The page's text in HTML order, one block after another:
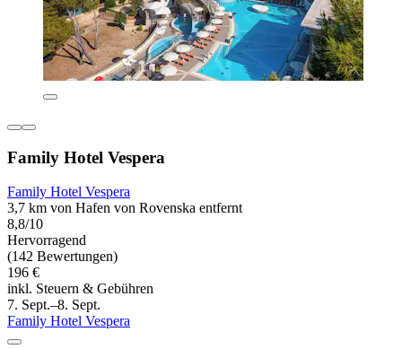
Family Hotel Vespera
Family Hotel Vespera
3,7 km von Hafen von Rovenska entfernt
8,8/10
Hervorragend
(142 Bewertungen)
196 €
inkl. Steuern & Gebühren
7. Sept.–8. Sept.
Family Hotel Vespera